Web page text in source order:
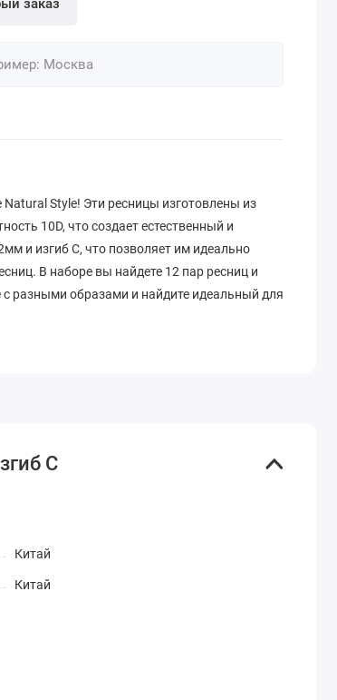
заказ
Style! Эти ресницы изготовлены из
10D, что создает естественный и
и изгиб C, что позволяет им идеально
В наборе вы найдете 12 пар ресниц и
разными образами и найдите идеальный для
С
Китай
Китай